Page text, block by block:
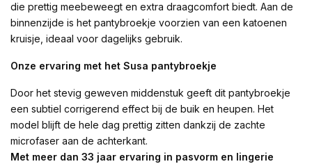
die prettig meebeweegt en extra draagcomfort biedt. Aan de
binnenzijde is het pantybroekje voorzien van een katoenen
kruisje, ideaal voor dagelijks gebruik.
Onze ervaring met het Susa pantybroekje
Door het stevig geweven middenstuk geeft dit pantybroekje
een subtiel corrigerend effect bij de buik en heupen. Het
model blijft de hele dag prettig zitten dankzij de zachte
microfaser aan de achterkant.
Met meer dan 33 jaar ervaring in pasvorm en lingerie